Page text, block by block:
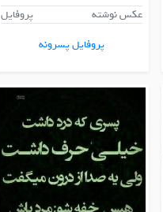
عکس نوشته
پروفایل
پروفایل پسرونه